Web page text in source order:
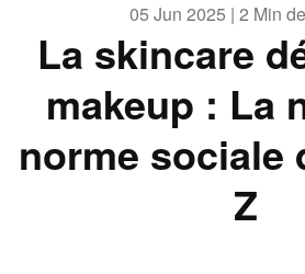
05 Jun 2025 | 2 Min
La skincare
makeup : La
norme sociale
Z